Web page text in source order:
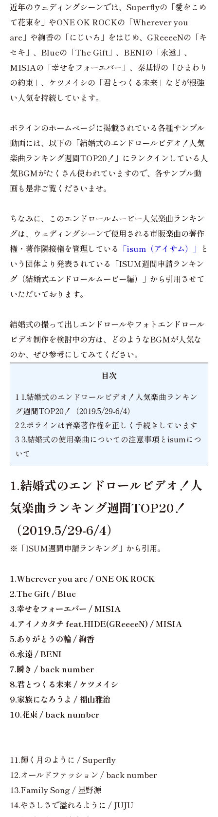
近年のウェディングシーンでは、Superflyの「愛をこめ
て花束を」やONE OK ROCKの「Wherever you
are」や絢香の「にじいろ」をはじめ、GReeeeNの「キ
セキ」、Blueの「The Gift」、BENIの「永遠」、
MISIAの「幸せをフォーエバー」、秦基博の「ひまわり
の約束」、ケツメイシの「君とつくる未来」などが根強
い人気を持続しています。
ポラインのホームページに掲載されている各種サンプル
動画には、以下の「結婚式のエンドロールビデオ！人気
楽曲ランキング週間TOP20！」にランクインしている人
気BGMがたくさん使われていますので、各サンプル動
画も是非ご覧くださいませ。
ちなみに、このエンドロールムービー人気楽曲ランキン
グは、ウェディングシーンで使用される市販楽曲の著作
権・著作隣接権を管理している 「isum（アイサム）」 と
いう団体より発表されている「ISUM週間申請ランキン
グ（結婚式エンドロールムービー編）」から引用させて
いただいております。
結婚式の撮って出しエンドロールやフォトエンドロール
ビデオ制作を検討中の方は、どのようなBGMが人気な
のか、ぜひ参考にしてみてください。
目次
1 1.結婚式のエンドロールビデオ！人気楽曲ランキン
グ週間TOP20！（2019.5/29-6/4）
22.ポラインは音楽著作権を正しく手続きしています
3 3.結婚式の使用楽曲についての注意事項とisumにつ
いて
1.結婚式のエンドロールビデオ！人
気楽曲ランキング週間TOP20！
（2019.5/29-6/4）
※「ISUM週間申請ランキング」から引用。
1.Wherever you are / ONE OK ROCK
2.The Gift / Blue
3.幸せをフォーエバー / MISIA
4.アイノカタチ feat.HIDE(GReeeeN) / MISIA
5.ありがとうの輪 / 絢香
6.永遠 / BENI
7.瞬き / back number
8.君とつくる未来 / ケツメイシ
9.家族になろうよ / 福山雅治
10.花束 / back number
11.輝く月のように / Superfly
12.オールドファッション / back number
13.Family Song / 星野源
14.やさしさで溢れるように / JUJU